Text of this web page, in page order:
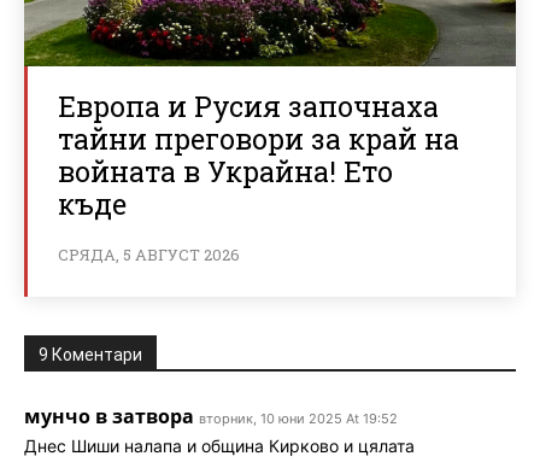
Европа и Русия започнаха
тайни преговори за край на
войната в Украйна! Ето
къде
СРЯДА, 5 АВГУСТ 2026
9 Коментари
мунчо в затвора вторник, 10 юни 2025 At 19:52
Днес Шиши налапа и община Кирково и цялата